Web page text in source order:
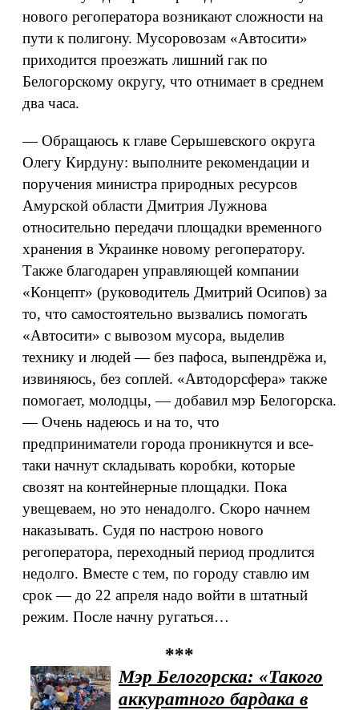
нового регоператора возникают сложности на
пути к полигону. Мусоровозам «Автосити»
приходится проезжать лишний гак по
Белогорскому округу, что отнимает в среднем
два часа.
— Обращаюсь к главе Серышевского округа
Олегу Кирдуну: выполните рекомендации и
поручения министра природных ресурсов
Амурской области Дмитрия Лужнова
относительно передачи площадки временного
хранения в Украинке новому регоператору.
Также благодарен управляющей компании
«Концепт» (руководитель Дмитрий Осипов) за
то, что самостоятельно вызвались помогать
«Автосити» с вывозом мусора, выделив
технику и людей — без пафоса, выпендрёжа и,
извиняюсь, без соплей. «Автодорсфера» также
помогает, молодцы, — добавил мэр Белогорска.
— Очень надеюсь и на то, что
предприниматели города проникнутся и все-
таки начнут складывать коробки, которые
свозят на контейнерные площадки. Пока
увещеваем, но это ненадолго. Скоро начнем
наказывать. Судя по настрою нового
регоператора, переходный период продлится
недолго. Вместе с тем, по городу ставлю им
срок — до 22 апреля надо войти в штатный
режим. После начну ругаться…
***
Мэр Белогорска: «Такого
аккуратного бардака в